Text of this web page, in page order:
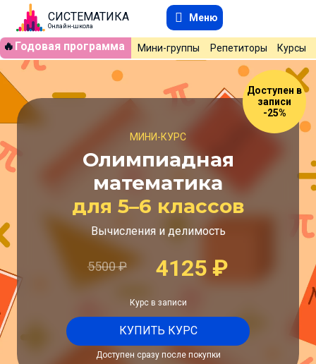
СИСТЕМАТИКА
Онлайн-школа
Меню
🔥 Годовая программа Мини-группы Репетиторы Курсы
Доступен в
записи
-25%
МИНИ-КУРС
Олимпиадная
математика
для 5–6 классов
Вычисления и делимость
5500₽ 4125 ₽
Курс в записи
КУПИТЬ КУРС
Доступен сразу после покупки